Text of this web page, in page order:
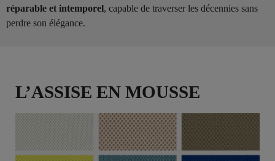
réparable et intemporel, capable de traverser les décennies sans
perdre son élégance.
L’ASSISE EN MOUSSE